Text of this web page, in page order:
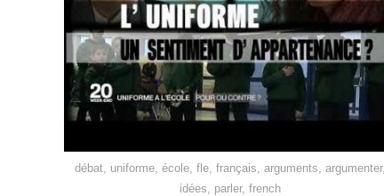
débat, uniforme, école, fle, français, arguments, argumenter,
idées, parler, french